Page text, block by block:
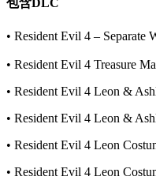
包含DLC
• Resident Evil 4 – Separate
• Resident Evil 4 Treasure
• Resident Evil 4 Leon &
• Resident Evil 4 Leon &
• Resident Evil 4 Leon
• Resident Evil 4 Leon